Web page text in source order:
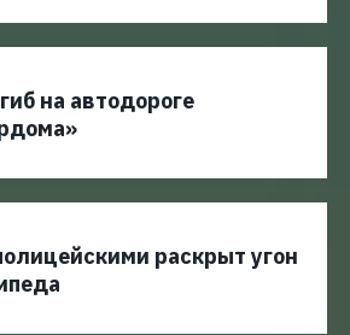
на автодороге
раскрыт угон